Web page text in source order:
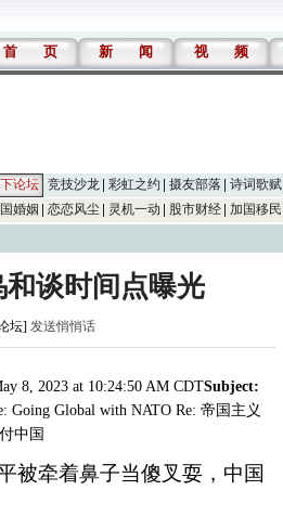
首 页 新 闻 视 频
论坛 竞技沙龙 彩虹之约 摄友部落 诗词歌赋
婚姻 恋恋风尘 灵机一动 股市财经 加国移民
谈时间点曝光
坛] 发送悄悄话
8, 2023 at 10:24:50 AM CDTSubject:
Global with NATO Re: 帝国主义
同对付中国
被牵着鼻子当傻叉耍，中国